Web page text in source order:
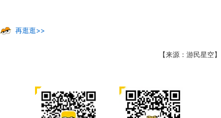
再逛逛>>
【来源：游民星空】